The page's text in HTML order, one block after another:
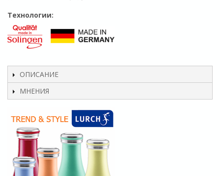
Технологии:
ОПИСАНИЕ
МНЕНИЯ